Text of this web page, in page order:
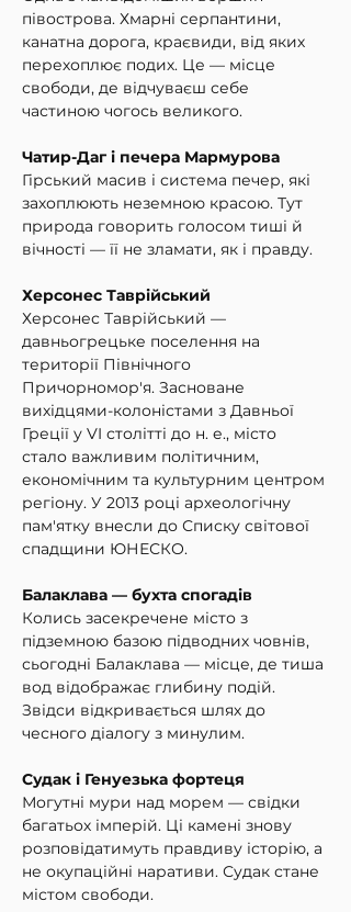
півострова. Хмарні серпантини,
канатна дорога, краєвиди, від яких
перехоплює подих. Це — місце
свободи, де відчуваєш себе
частиною чогось великого.
Чатир-Даг і печера Мармурова
Гірський масив і система печер, які
захоплюють неземною красою. Тут
природа говорить голосом тиші й
вічності — її не зламати, як і правду.
Херсонес Таврійський
Херсонес Таврійський —
давньогрецьке поселення на
території Північного
Причорномор'я. Засноване
вихідцями-колоністами з Давньої
Греції у VI столітті до н. е., місто
стало важливим політичним,
економічним та культурним центром
регіону. У 2013 році археологічну
пам'ятку внесли до Списку світової
спадщини ЮНЕСКО.
Балаклава — бухта спогадів
Колись засекречене місто з
підземною базою підводних човнів,
сьогодні Балаклава — місце, де тиша
вод відображає глибину подій.
Звідси відкривається шлях до
чесного діалогу з минулим.
Судак і Генуезька фортеця
Могутні мури над морем — свідки
багатьох імперій. Ці камені знову
розповідатимуть правдиву історію, а
не окупаційні наративи. Судак стане
містом свободи.